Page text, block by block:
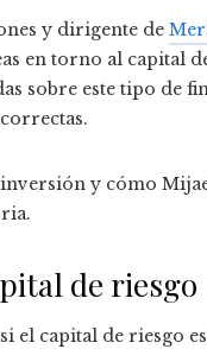
y dirigente de
en torno al capital
sobre este tipo de
y cómo
de riesgo
el capital de riesgo